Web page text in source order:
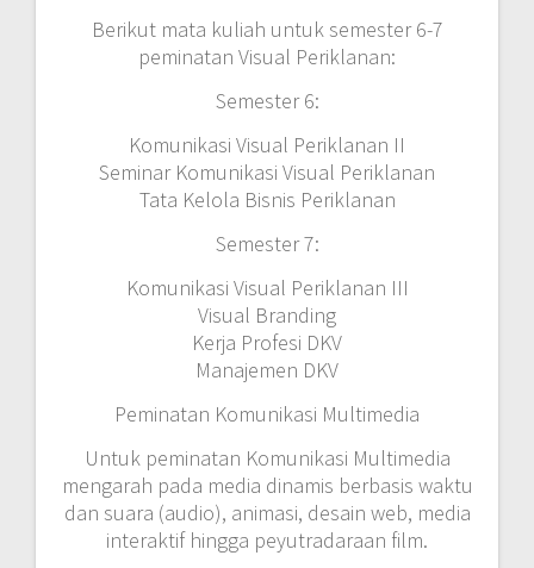
Berikut mata kuliah untuk semester 6-7
peminatan Visual Periklanan:
Semester 6:
Komunikasi Visual Periklanan II
Seminar Komunikasi Visual Periklanan
Tata Kelola Bisnis Periklanan
Semester 7:
Komunikasi Visual Periklanan III
Visual Branding
Kerja Profesi DKV
Manajemen DKV
Peminatan Komunikasi Multimedia
Untuk peminatan Komunikasi Multimedia
mengarah pada media dinamis berbasis waktu
dan suara (audio), animasi, desain web, media
interaktif hingga peyutradaraan film.